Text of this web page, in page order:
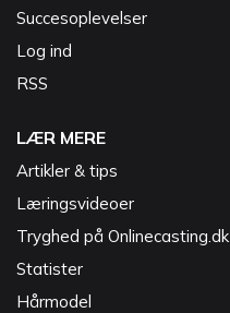
Succesoplevelser
Log ind
RSS
LÆR MERE
Artikler & tips
Læringsvideoer
Tryghed på Onlinecasting.dk
Statister
Hårmodel